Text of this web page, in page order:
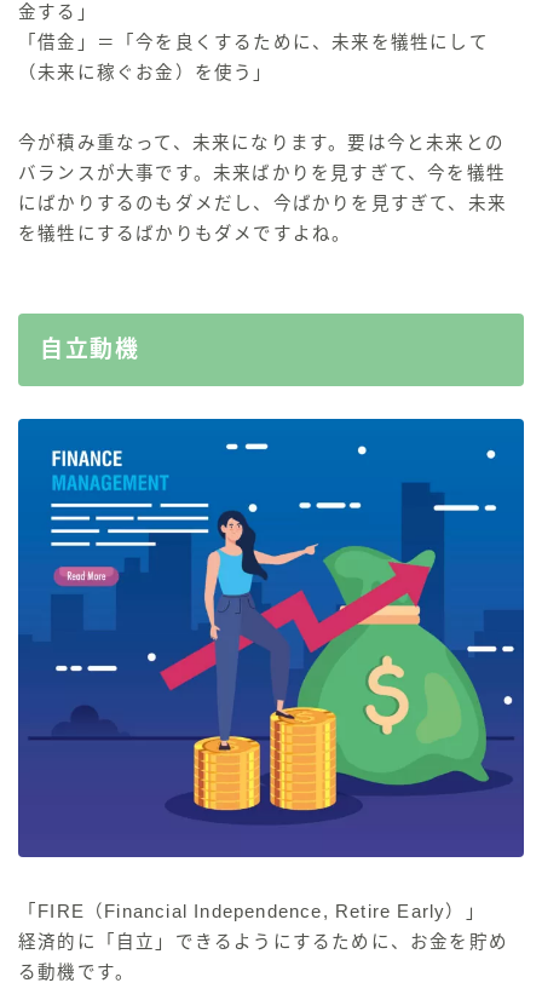
金する」
「借金」＝「今を良くするために、未来を犠牲にして
（未来に稼ぐお金）を使う」
今が積み重なって、未来になります。要は今と未来との
バランスが大事です。 未来ばかりを見すぎて、今を犠牲
にばかりするのもダメだし、今ばかりを見すぎて、未来
を犠牲にするばかりもダメですよね。
自立動機
「FIRE（Financial Independence, Retire Early）」
経済的に「自立」できるようにするために、お金を貯め
る動機です。